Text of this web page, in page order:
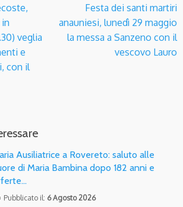
veglia
e
con il
Festa dei santi martiri
anauniesi, lunedì 29 maggio
la messa a Sanzeno con il
vescovo Lauro
Ausiliatrice a Rovereto: saluto alle
di Maria Bambina dopo 182 anni e
Pubblicato il: 6 Agosto 2026